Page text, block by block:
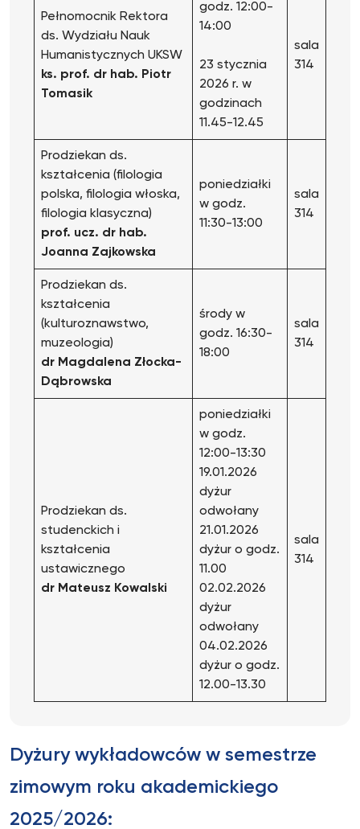
Pełnomocnik Rektora
ds. Wydziału Nauk
Humanistycznych UKSW
ks. prof. dr hab. Piotr
Tomasik
godz. 12:00-
14:00
23 stycznia
2026 r. w
godzinach
11.45-12.45
sala
314
Prodziekan ds.
kształcenia (filologia
polska, filologia włoska,
filologia klasyczna)
prof. ucz. dr hab.
Joanna Zajkowska
poniedziałki
w godz.
11:30-13:00
sala
314
Prodziekan ds.
kształcenia
(kulturoznawstwo,
muzeologia)
dr Magdalena Złocka-
Dąbrowska
środy w
godz. 16:30-
18:00
sala
314
Prodziekan ds.
studenckich i
kształcenia
ustawicznego
dr Mateusz Kowalski
poniedziałki
w godz.
12:00-13:30
19.01.2026
dyżur
odwołany
21.01.2026
dyżur o godz.
11.00
02.02.2026
dyżur
odwołany
04.02.2026
dyżur o godz.
12.00-13.30
sala
314
Dyżury wykładowców w semestrze
zimowym roku akademickiego
2025/2026: